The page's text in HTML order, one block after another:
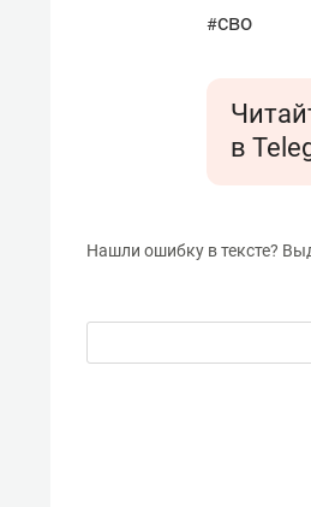
#сво
в
Нашли ошибку в тексте?